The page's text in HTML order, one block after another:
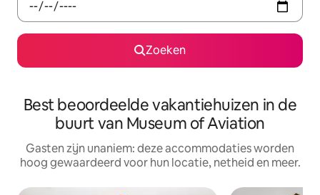
Zoeken
Best beoordeelde vakantiehuizen in de
buurt van Museum of Aviation
Gasten zijn unaniem: deze accommodaties worden
hoog gewaardeerd voor hun locatie, netheid en meer.